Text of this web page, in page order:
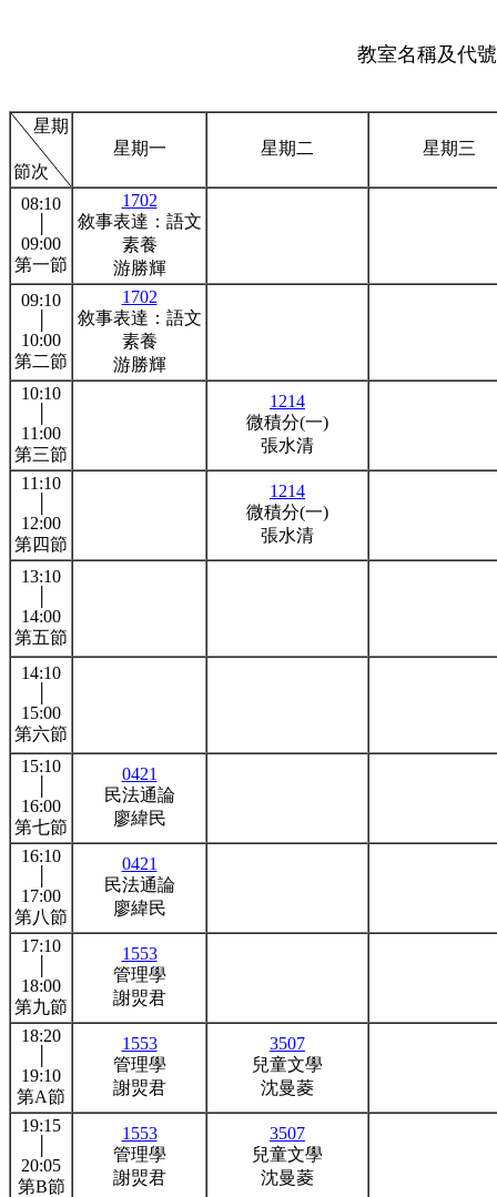
教室名稱及代
星期
節次
星期一 星期二 星期三
08:10
09:00
第一節
1702
敘事表達：語文
素養
游勝輝
09:10
10:00
第二節
1702
敘事表達：語文
素養
游勝輝
10:10
11:00
第三節
1214
微積分(一)
張水清
11:10
12:00
第四節
1214
微積分(一)
張水清
13:10
14:00
第五節
14:10
15:00
第六節
15:10
16:00
第七節
0421
民法通論
廖緯民
16:10
17:00
第八節
0421
民法通論
廖緯民
17:10
18:00
第九節
1553
管理學
謝焸君
18:20
19:10
第A節
1553
管理學
謝焸君
3507
兒童文學
沈曼菱
19:15
20:05
第B節
1553
管理學
謝焸君
3507
兒童文學
沈曼菱